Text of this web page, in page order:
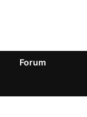
Forum